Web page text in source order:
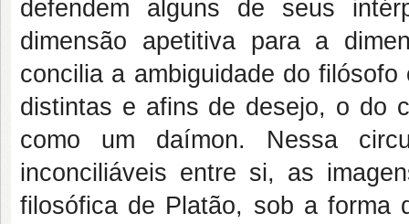
defendem alguns de seus
dimensão apetitiva para a
concilia a ambiguidade do
distintas e afins de desejo, o do
como um daímon. Nessa
inconciliáveis entre si, as
filosófica de Platão, sob a forma